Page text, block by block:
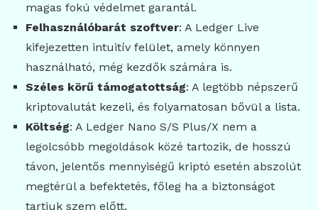
magas fokú védelmet garantál.
Felhasználóbarát szoftver: A Ledger Live
kifejezetten intuitív felület, amely könnyen
használható, még kezdők számára is.
Széles körű támogatottság: A legtöbb népszerű
kriptovalutát kezeli, és folyamatosan bővül a lista.
Költség: A Ledger Nano S/S Plus/X nem a
legolcsóbb megoldások közé tartozik, de hosszú
távon, jelentős mennyiségű kriptó esetén abszolút
megtérül a befektetés, főleg ha a biztonságot
tartjuk szem előtt.